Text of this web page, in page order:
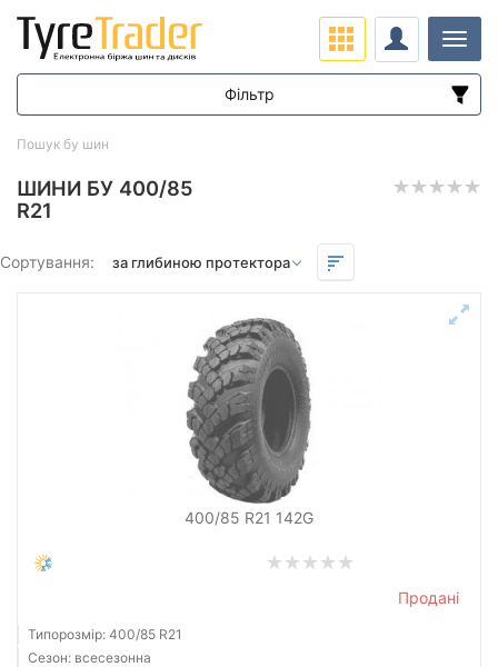
ШИНИ БУ 400/85
R21
Сортування:
400/85 R21 142G
Продані
Типорозмір: 400/85 R21
Сезон: всесезонна
Пошук бу шин
Фільтр
Діапазон цін
від
Залишок протектора мм.
до
Advance